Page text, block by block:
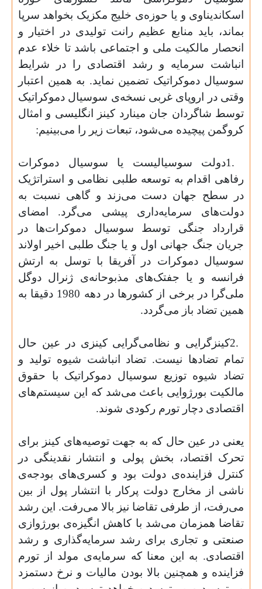
اسکاندیناوی و یا حوزه‌ی خلیج مکزیک بخواهد سرپا
بماند، باید منابع عظیم رانت تولیدی در اختیار و
انحصار مالکیت ملی و اجتماعی باشد تا خلاء عدم
انباشت سرمایه و رشد اقتصادی را در شرایط
سوسیال دموکراتیک تضمین نماید. به همین اعتبار
وقتی در اروپای غربی نسخه‌ی سوسیال دموکراتیک
توسط شاگردان جان مینارد کینز انگلیسی و امثال
کروگمن پیچیده می‌شود، تبعات زیر را می‌بینیم:
1.دولت سوسیالیست یا سوسیال دموکرات
رفاهی اقدام به توسعه طلبی نظامی و استراتژیک
در سطح جهان دست می‌زند و گاهی نسبت به
دولت‌های سرمایه‌داری پیشی می‌گرد. امضای
قرارداد جنگی توسط سوسیال دموکرات‌ها در
جریان جنگ جهانی اول و یا جنگ طلبی اخیر اولاند
سوسیال دموکرات در آفریقا با توسل به ارتش
فرانسه و یا جفتک‌های مذبوحانه‌ی ژنرال دوگل
ملی‌گرا در برخی از کشورها در دهه 1980 دقیقا به
همین تضاد باز می‌گردد.
2.کینز‌گرایی و نظامی‌گرایی کینزی در عین حال
تمام تضادها نیست. تضاد انباشت شیوه تولید و
تضاد شیوه توزیع سوسیال دموکراتیک با حقوق
مالکیت بورژوایی باعث می‌شد که این سیستم‌های
اقتصادی دچار تورم رکودی شوند.
یعنی در عین حال که به جهت توصیه‌های کینز برای
تحرک اقتصاد، بخش پولی و انتشار نقدینگی در
کنترل فزاینده‌ی دولت بود و کسری‌های بودجه‌ی
ناشی از مخارج دولت پرکار با انتشار پول از بین
می‌رفت، از طرفی تقاضا نیز بالا می‌رفت. این رشد
تقاضا همزمان می‌شد با کاهش انگیزه‌ی بورژوازی
صنعتی و تجاری برای رشد سرمایه‌گذاری و رشد
اقتصادی. به این معنا که سرمایه‌ی مولد از تورم
فزاینده و همچنین بالا بودن مالیات و نرخ دستمزد